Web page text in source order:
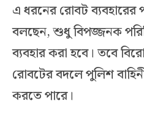
এ ধরনের রোবট ব্যবহারের
বলছেন, শুধু বিপজ্জনক
ব্যবহার করা হবে। তবে
রোবটের বদলে পুলিশ
করতে পারে।